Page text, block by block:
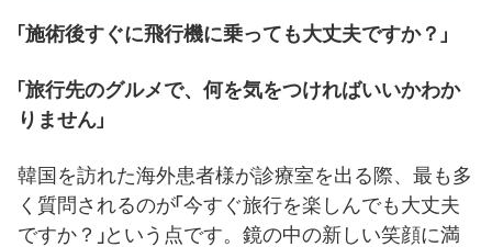
「施術後すぐに飛行機に乗っても大丈夫ですか？」
「旅行先のグルメで、何を気をつければいいかわか
りません」
韓国を訪れた海外患者様が診療室を出る際、最も多
く質問されるのが「今すぐ旅行を楽しんでも大丈夫
ですか？」という点です。鏡の中の新しい笑顔に満